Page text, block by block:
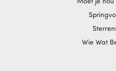
Wie Wat